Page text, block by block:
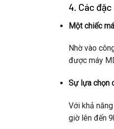
4. Các
Một chiếc
Nhờ vào
được máy
Sự lựa chọn
Với khả
giờ lên đến